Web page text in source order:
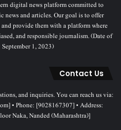
digital news platform committed to
news and articles. Our goal is to offer
provide them with a platform where
and responsible journalism. (Date of
1, 2023)
Contact Us
and inquiries. You can reach us via:
• Phone: [9028167307] • Address:
Naka, Nanded (Maharashtra)]